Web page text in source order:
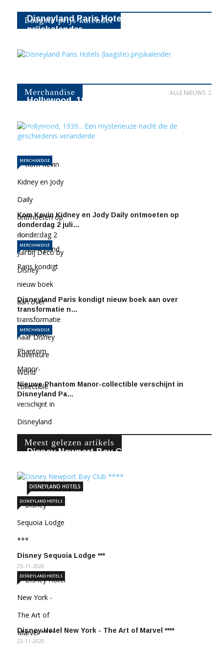
Laagste prijs kalender
Disneyland Paris Hotels (laagste)
prijskalender
Merchandise
Hollywood, 1939... Een mysterieuze
10-07-2026
Kom Kevin Kidney en Jody Daily ontmoeten op
donderdag 2 juli…
MERCHANDISE
26-06-2026
Disneyland Paris kondigt nieuw boek aan over
transformatie n…
MERCHANDISE
19-03-2026
Nieuwe Phantom Manor-collectible verschijnt in
Disneyland Pa…
MERCHANDISE
07-03-2026
ALLE NIEUWS
Meest gelezen artikels
Disney Newport Bay Club ****
DISNEYLAND HOTELS
Disney Sequoia Lodge ***
DISNEYLAND HOTELS
23-11-2020
Disney Hotel New York - The Art of Marvel ****
DISNEYLAND HOTELS
22-11-2020